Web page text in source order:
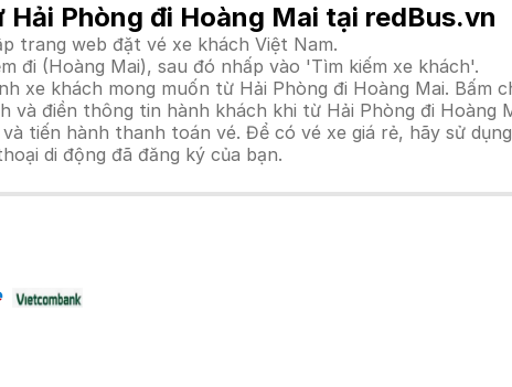
Phòng đi Hoàng Mai tại redBus.vn
trang web đặt vé xe khách Việt Nam.
đi (Hoàng Mai), sau đó nhấp vào 'Tìm kiếm xe khách'.
xe khách mong muốn từ Hải Phòng đi Hoàng Mai. Bấm
và điền thông tin hành khách khi từ Hải Phòng đi Hoàng
tiến hành thanh toán vé. Để có vé xe giá rẻ, hãy sử
di động đã đăng ký của bạn.